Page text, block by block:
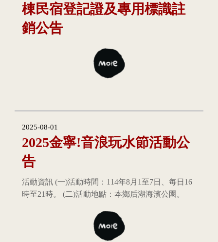
棟民宿登記證及專用標識註
銷公告
2025-08-01
2025金寧!音浪玩水節活動公
告
活動資訊 (一)活動時間：114年8月1至7日、每日16
時至21時。 (二)活動地點：本鄉后湖海濱公園。